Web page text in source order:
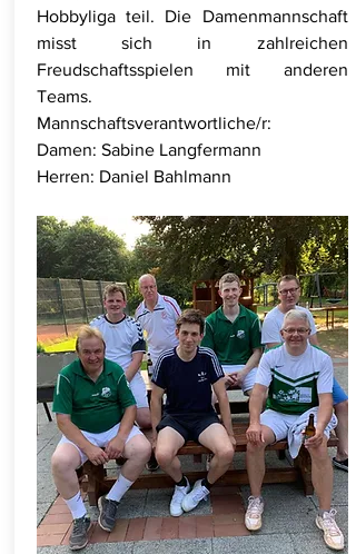
Hobbyliga teil. Die Damenmannschaft
misst sich in zahlreichen
Freudschaftsspielen mit anderen
Teams.
Mannschaftsverantwortliche/r:
Damen: Sabine Langfermann
Herren: Daniel Bahlmann